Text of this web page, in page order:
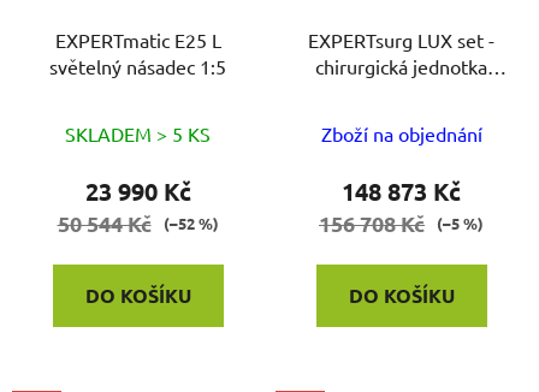
EXPERTmatic E25 L
světelný násadec 1:5
SKLADEM > 5 KS
23 990 Kč
50 544 Kč (–52 %)
DO KOŠÍKU
EXPERTsurg LUX set -
chirurgická jednotka
Zboží na objednání
148 873 Kč
156 708 Kč (–5 %)
DO KOŠÍKU